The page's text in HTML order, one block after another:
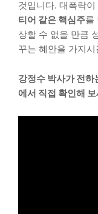
것입니다. 대폭락
티어 같은 핵심주를
상할 수 없을 만큼
꾸는 혜안을 가지
강정수 박사가 전하
에서 직접 확인해